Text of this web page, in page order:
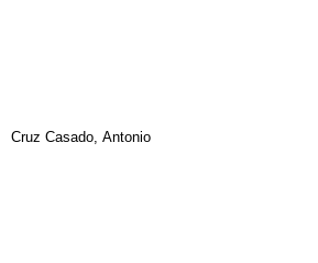
Cruz Casado, Antonio